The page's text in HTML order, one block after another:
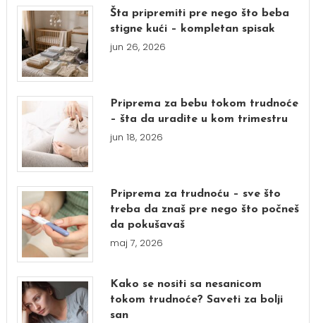
Šta pripremiti pre nego što beba
stigne kući – kompletan spisak
jun 26, 2026
Priprema za bebu tokom trudnoće
– šta da uradite u kom trimestru
jun 18, 2026
Priprema za trudnoću – sve što
treba da znaš pre nego što počneš
da pokušavaš
maj 7, 2026
Kako se nositi sa nesanicom
tokom trudnoće? Saveti za bolji
san